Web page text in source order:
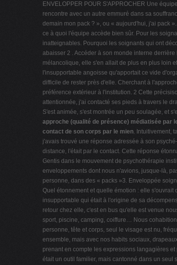
ENVELOPPER POUR S'APPROCHER Une
rencontre avec un autre emmuré dans sa
demain mon pack ? », ou « aujourd'hui, j'ai pack
ce à quoi l'équipe accède bien sûr. Pour les
inatteignables. Pourquoi les soignants qui ont
abaisser 2 . Accéder à son monde interne
mélancolique, elle s'en allait de plus en plus loin
l'insupportable angoisse qu'apportait ce vide
difficile de rester près d'elle. Cherchant à
préférence extérieur à l'institution. 2 Cette
attentionnée, j'ai contacté ses pieds à travers le
S'est animée, s'est montrée un peu soulagée, et
approche (qualité de présence) médiatisée par
contact de son corps par le mien. Intuitivement,
j'avais trouvé une réponse adressée à son
distance, l'était par le contact. Cette réponse
Gentis dans le mouvement de psychothérapie
enveloppements dont nous n'avions, jusque-là,
personne, dans des « packs »3. Enveloppée
Quel étonnement et quelle émotion : elle
insupportable qui était à l'origine de sa
retour chez elle, c'est en bus qu'elle est venue
sport, piscine, camping, coiffure… Nous
personne, tête et corps, seul le visage est nu,
ensemble, mais avec nos habits sociaux,
prenant en compte les expressions langagières
était un outil familier, mais cantonné dans un